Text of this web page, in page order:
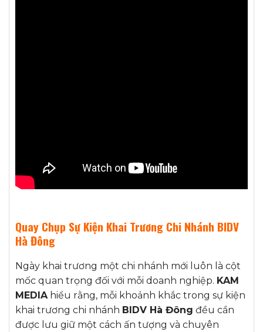
Quay Chụp Sự Kiện Khai Trương Chi Nhánh BIDV
Hà Đông
Ngày khai trương một chi nhánh mới luôn là cột
mốc quan trọng đối với mỗi doanh nghiệp. KAM
MEDIAhiểu rằng, mỗi khoảnh khắc trong sự kiện
khai trương chi nhánh BIDV Hà Đông đều cần
được lưu giữ một cách ấn tượng và chuyên